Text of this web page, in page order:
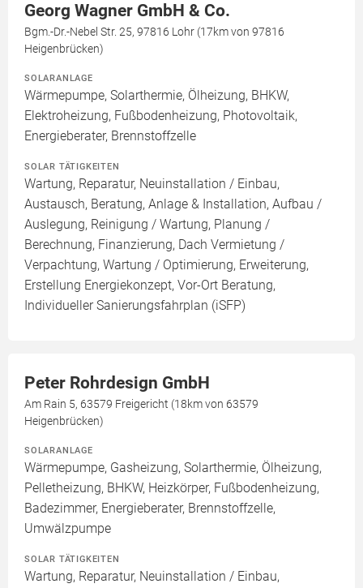
Georg Wagner GmbH & Co.
Bgm.-Dr.-Nebel Str. 25, 97816 Lohr (17km von 97816
Heigenbrücken)
SOLARANLAGE
Wärmepumpe, Solarthermie, Ölheizung, BHKW,
Elektroheizung, Fußbodenheizung, Photovoltaik,
Energieberater, Brennstoffzelle
SOLAR TÄTIGKEITEN
Wartung, Reparatur, Neuinstallation / Einbau,
Austausch, Beratung, Anlage & Installation, Aufbau /
Auslegung, Reinigung / Wartung, Planung /
Berechnung, Finanzierung, Dach Vermietung /
Verpachtung, Wartung / Optimierung, Erweiterung,
Erstellung Energiekonzept, Vor-Ort Beratung,
Individueller Sanierungsfahrplan (iSFP)
Peter Rohrdesign GmbH
Am Rain 5, 63579 Freigericht (18km von 63579
Heigenbrücken)
SOLARANLAGE
Wärmepumpe, Gasheizung, Solarthermie, Ölheizung,
Pelletheizung, BHKW, Heizkörper, Fußbodenheizung,
Badezimmer, Energieberater, Brennstoffzelle,
Umwälzpumpe
SOLAR TÄTIGKEITEN
Wartung, Reparatur, Neuinstallation / Einbau,